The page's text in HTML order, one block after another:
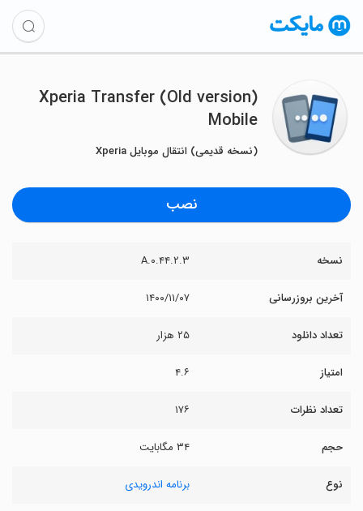
(Old version) Xperia Transfer
Mobile
(نسخه قدیمی) انتقال موبایل Xperia
نصب
نسخه ۲.۳.A.۰.۴۴
آخرین بروزرسانی ۱۴۰۰/۱۱/۰۷
تعداد دانلود ۲۵ هزار
امتیاز ۴.۶
تعداد نظرات ۱۷۶
حجم ۳۴ مگابایت
نوع برنامه اندرویدی